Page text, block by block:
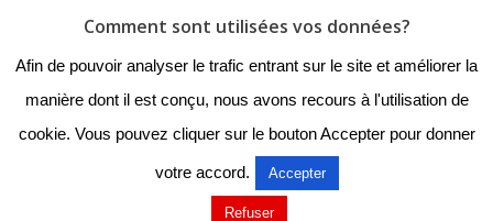
© 2018 - Collège Henri de
Navarre |Mentions légales|
Organigramme|Nous
contacter
Mentions légales
Comment sont utilisées vos données?
Afin de pouvoir analyser le trafic entrant sur le site et améliorer la
manière dont il est conçu, nous avons recours à l'utilisation de
cookie. Vous pouvez cliquer sur le bouton Accepter pour donner
votre accord. Accepter
Refuser